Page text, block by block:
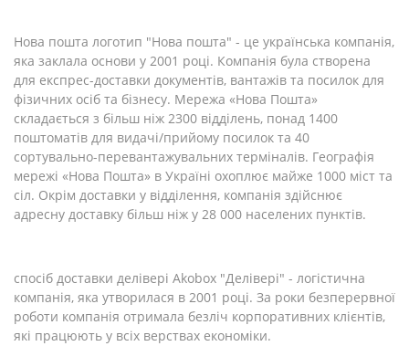
Нова пошта логотип "Нова пошта" - це українська компанія,
яка заклала основи у 2001 році. Компанія була створена
для експрес-доставки документів, вантажів та посилок для
фізичних осіб та бізнесу. Мережа «Нова Пошта»
складається з більш ніж 2300 відділень, понад 1400
поштоматів для видачі/прийому посилок та 40
сортувально-перевантажувальних терміналів. Географія
мережі «Нова Пошта» в Україні охоплює майже 1000 міст та
сіл. Окрім доставки у відділення, компанія здійснює
адресну доставку більш ніж у 28 000 населених пунктів.
спосіб доставки делівері Akobox "Делівері" - логістична
компанія, яка утворилася в 2001 році. За роки безперервної
роботи компанія отримала безліч корпоративних клієнтів,
які працюють у всіх верствах економіки.